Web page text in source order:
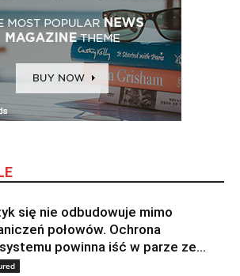
się nie odbudowuje mimo
połowów. Ochrona
powinna iść w parze ze...